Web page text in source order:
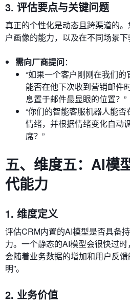
3. 评估要点与关键问题
真正的个性化是动态且跨渠道的
户画像的能力，以及在不同场景下
需向厂商提问：
“如果一个客户刚刚在我们
能否在他下次收到营销邮件
息置于邮件最显眼的位置？”
“你们的智能客服机器人能
情绪，并根据情绪变化自动
席？”
五、维度五：AI模
代能力
1. 维度定义
评估CRM内置的AI模型是否具备
力。一个静态的AI模型会很快过时
会随着业务数据的增加和用户反
明”。
2. 业务价值